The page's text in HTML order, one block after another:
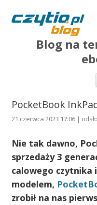
Blog na
PocketBook
21 czerwca 2023 17:06 |
Nie tak dawno,
sprzedaży 3
calowego czytnika
modelem,
zrobił na nas